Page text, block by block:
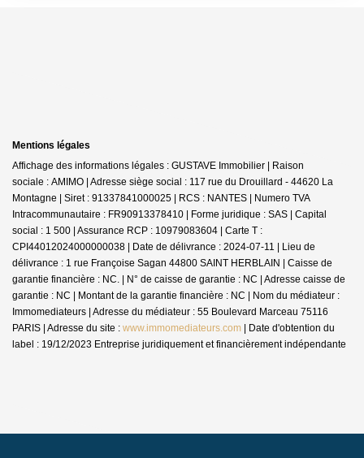
Mentions légales
Affichage des informations légales : GUSTAVE Immobilier | Raison
sociale : AMIMO | Adresse siège social : 117 rue du Drouillard - 44620 La
Montagne | Siret : 91337841000025 | RCS : NANTES | Numero TVA
Intracommunautaire : FR90913378410 | Forme juridique : SAS | Capital
social : 1 500 | Assurance RCP : 10979083604 | Carte T :
CPI44012024000000038 | Date de délivrance : 2024-07-11 | Lieu de
délivrance : 1 rue Françoise Sagan 44800 SAINT HERBLAIN | Caisse de
garantie financière : NC. | N° de caisse de garantie : NC | Adresse caisse de
garantie : NC | Montant de la garantie financière : NC | Nom du médiateur :
Immomediateurs | Adresse du médiateur : 55 Boulevard Marceau 75116
PARIS | Adresse du site : www.immomediateurs.com | Date d'obtention du
label : 19/12/2023 Entreprise juridiquement et financièrement indépendante